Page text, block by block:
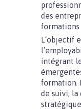
des
formations
L’objectif
intégrant
formation.
de suivi,